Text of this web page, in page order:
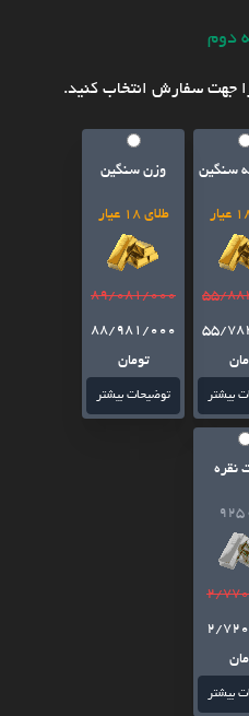
دوم
جهت سفارش انتخاب کنید.
سنگین
55/
55/
بیشتر
وزن سنگین
طلای 18 عیار
89/081/000
88/981/000
تومان
توضیحات بیشتر
نقره
2/
2/
بیشتر